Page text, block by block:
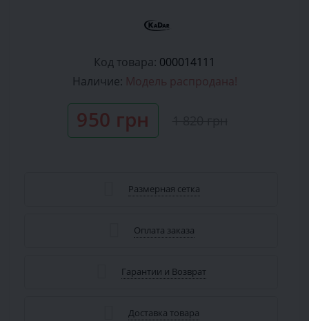
Код товара: 000014111
Наличие: Модель распродана!
950 грн
Размерная сетка
Оплата заказа
Гарантии и Возврат
Доставка товара